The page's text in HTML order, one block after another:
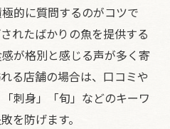
的に質問するのがコツで
れたばかりの魚を提供する
が格別と感じる声が多く寄
る店舗の場合は、口コミや
刺身」「旬」などのキーワ
を防げます。